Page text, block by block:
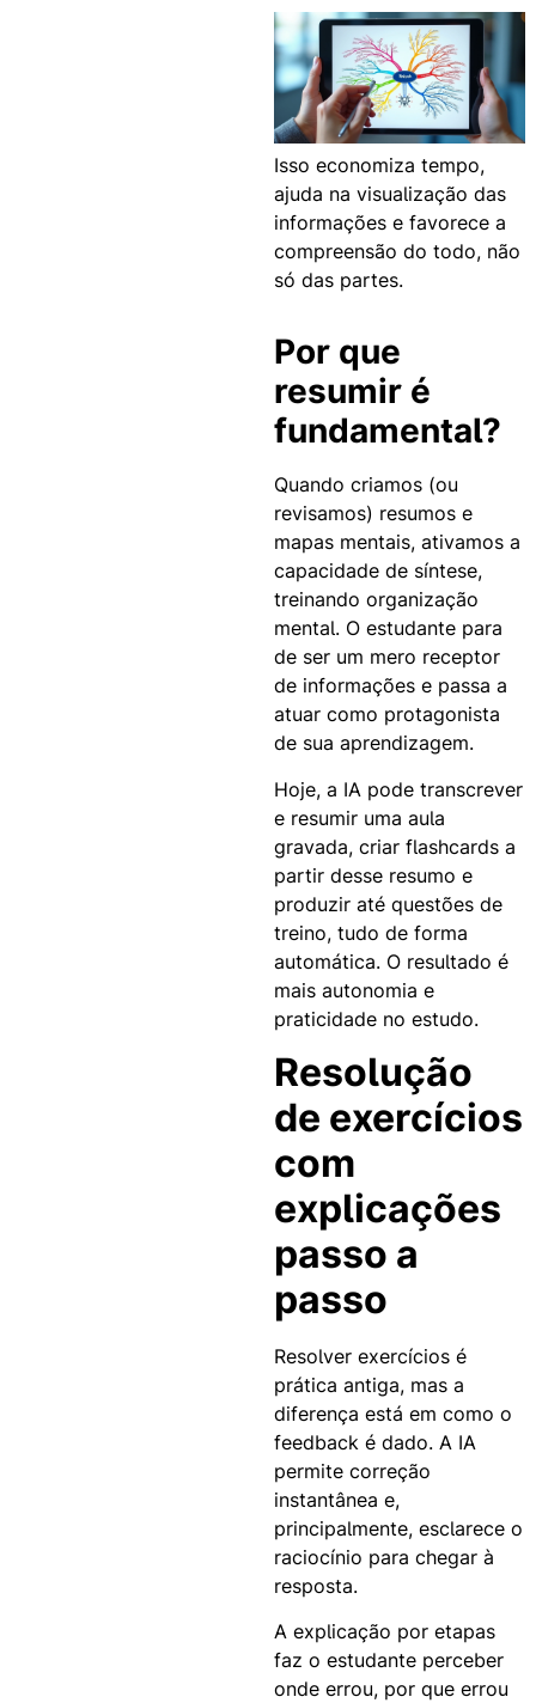
Isso economiza tempo,
ajuda na visualização das
informações e favorece a
compreensão do todo, não
só das partes.
Por que
resumir é
fundamental?
Quando criamos (ou
revisamos) resumos e
mapas mentais, ativamos a
capacidade de síntese,
treinando organização
mental. O estudante para
de ser um mero receptor
de informações e passa a
atuar como protagonista
de sua aprendizagem.
Hoje, a IA pode transcrever
e resumir uma aula
gravada, criar flashcards a
partir desse resumo e
produzir até questões de
treino, tudo de forma
automática. O resultado é
mais autonomia e
praticidade no estudo.
Resolução
de exercícios
com
explicações
passo a
passo
Resolver exercícios é
prática antiga, mas a
diferença está em como o
feedback é dado. A IA
permite correção
instantânea e,
principalmente, esclarece o
raciocínio para chegar à
resposta.
A explicação por etapas
faz o estudante perceber
onde errou, por que errou